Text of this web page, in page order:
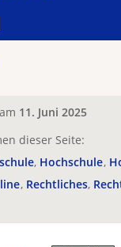
11. Juni 2025
dieser Seite:
Hochschule
Rechtliches